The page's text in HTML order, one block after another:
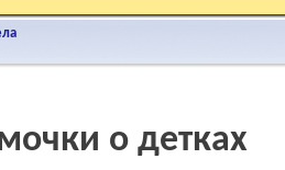
о детках